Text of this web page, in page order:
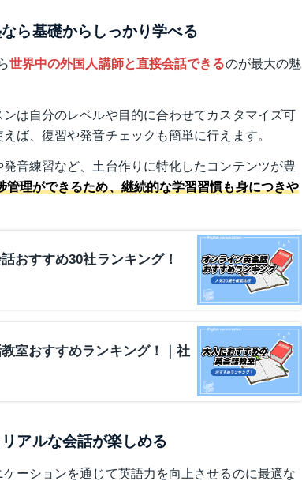
ら基礎からしっかり学べる
世界中の外国人講師と直接会話できるのが最大の魅
は自分のレベルや目的に合わせてカスタマイズ可
ば、復習や発音チェックも簡単に行えます。
音練習など、土台作りに特化したコンテンツが豊
管理ができるため、継続的な学習習慣も身につきや
おすすめ30社ランキング！
室おすすめランキング！｜社
アルな会話が楽しめる
ーションを通じて英語力を向上させるのに最適な